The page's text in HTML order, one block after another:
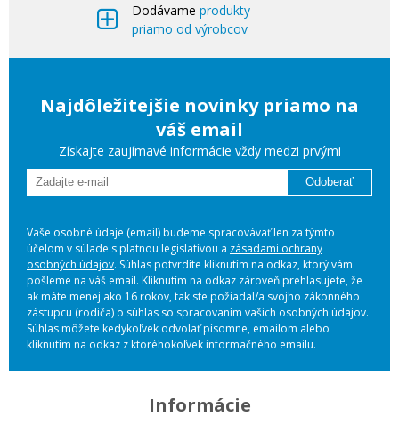
Dodávame produkty
priamo od výrobcov
Najdôležitejšie novinky priamo na
váš email
Získajte zaujímavé informácie vždy medzi prvými
Odoberať
Vaše osobné údaje (email) budeme spracovávať len za týmto
účelom v súlade s platnou legislatívou a zásadami ochrany
osobných údajov. Súhlas potvrdíte kliknutím na odkaz, ktorý vám
pošleme na váš email. Kliknutím na odkaz zároveň prehlasujete, že
ak máte menej ako 16 rokov, tak ste požiadal/a svojho zákonného
zástupcu (rodiča) o súhlas so spracovaním vašich osobných údajov.
Súhlas môžete kedykoľvek odvolať písomne, emailom alebo
kliknutím na odkaz z ktoréhokoľvek informačného emailu.
Informácie